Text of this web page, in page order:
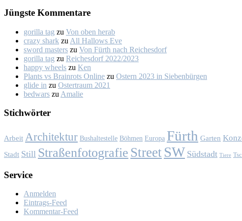
Jüngs­te Kom­men­ta­re
gorilla tag zu Von oben her­ab
crazy shark zu All Hal­lows Eve
sword masters zu Von Fürth nach Rei­ches­dorf
gorilla tag zu Rei­ches­dorf 2022/2023
happy wheels zu Ken
Plants vs Brainrots Online zu Os­tern 2023 in Sie­ben­bür­gen
glide in zu Os­ter­traum 2021
bedwars zu Ama­lie
Stich­wör­ter
Arbeit Architektur Bushaltestelle Böhmen Europa Fürth Garten
Stadt Still Straßenfotografie Street SW Südstadt Tiere
Ser­vice
Anmelden
Eintrags-Feed
Kommentar-Feed